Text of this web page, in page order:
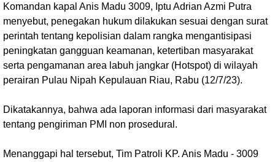
Komandan kapal Anis Madu 3009, Iptu Adrian Azmi Putra
menyebut, penegakan hukum dilakukan sesuai dengan surat
perintah tentang kepolisian dalam rangka mengantisipasi
peningkatan gangguan keamanan, ketertiban masyarakat
serta pengamanan area labuh jangkar (Hotspot) di wilayah
perairan Pulau Nipah Kepulauan Riau, Rabu (12/7/23).
Dikatakannya, bahwa ada laporan informasi dari masyarakat
tentang pengiriman PMI non prosedural.
Menanggapi hal tersebut, Tim Patroli KP. Anis Madu - 3009